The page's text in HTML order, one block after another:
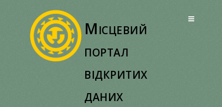
Місцевий
портал
відкритих
даних